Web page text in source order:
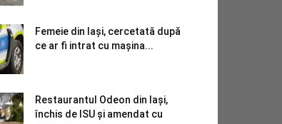
Femeie din Iași, cercetată după
ce ar fi intrat cu mașina...
Restaurantul Odeon din Iași,
închis de ISU și amendat cu